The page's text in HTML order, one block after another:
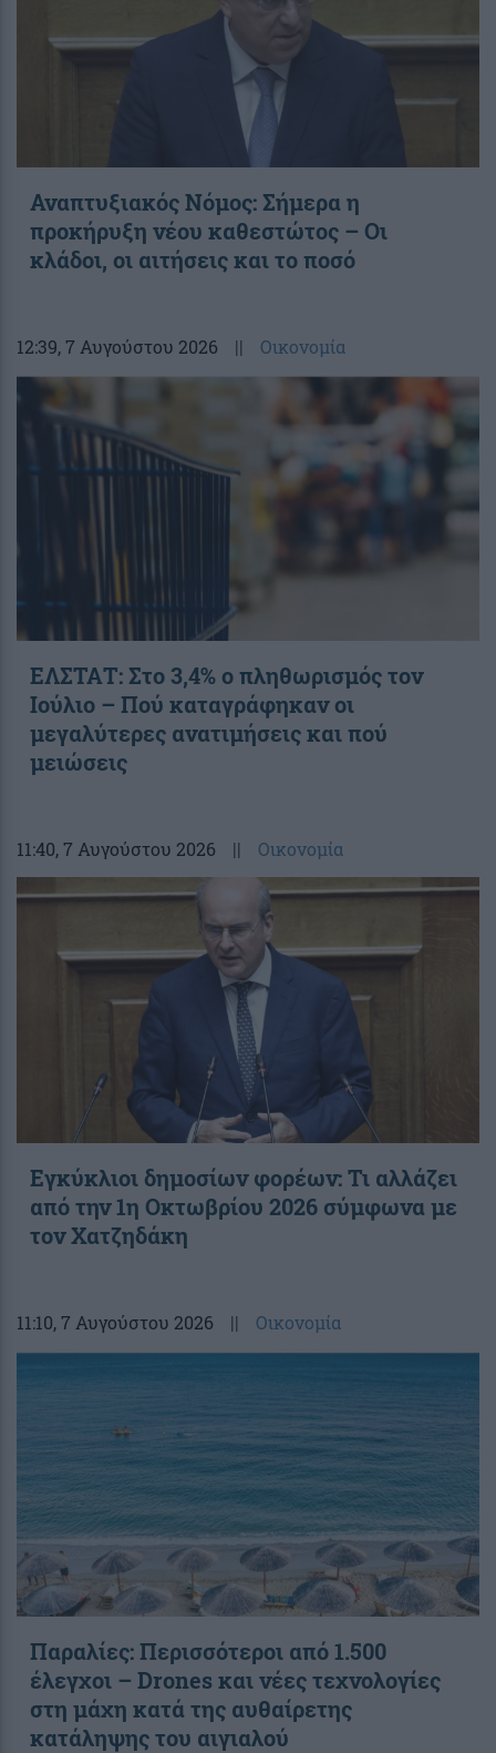
Αναπτυξιακός Νόμος: Σήμερα η
προκήρυξη νέου καθεστώτος – Οι
κλάδοι, οι αιτήσεις και το ποσό
12:39, 7 Αυγούστου 2026 || Οικονομία
ΕΛΣΤΑΤ: Στο 3,4% ο πληθωρισμός τον
Ιούλιο – Πού καταγράφηκαν οι
μεγαλύτερες ανατιμήσεις και πού
μειώσεις
11:40, 7 Αυγούστου 2026 || Οικονομία
Εγκύκλιοι δημοσίων φορέων: Τι αλλάζει
από την 1η Οκτωβρίου 2026 σύμφωνα με
τον Χατζηδάκη
11:10, 7 Αυγούστου 2026 || Οικονομία
Παραλίες: Περισσότεροι από 1.500
έλεγχοι – Drones και νέες τεχνολογίες
στη μάχη κατά της αυθαίρετης
κατάληψης του αιγιαλού